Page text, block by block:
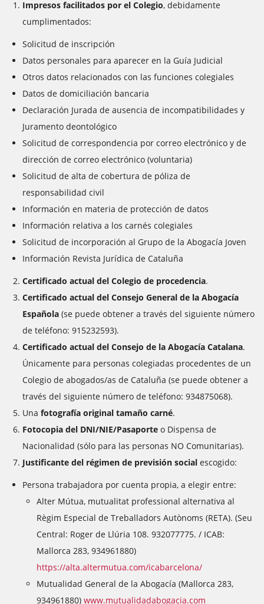
Impresos facilitados por el Colegio, debidamente
cumplimentados:
Solicitud de inscripción
Datos personales para aparecer en la Guía Judicial
Otros datos relacionados con las funciones colegiales
Datos de domiciliación bancaria
Declaración Jurada de ausencia de incompatibilidades y
Juramento deontológico
Solicitud de correspondencia por correo electrónico y de
dirección de correo electrónico (voluntaria)
Solicitud de alta de cobertura de póliza de
responsabilidad civil
Información en materia de protección de datos
Información relativa a los carnés colegiales
Solicitud de incorporación al Grupo de la Abogacía Joven
Información Revista Jurídica de Cataluña
Certificado actual del Colegio de procedencia.
Certificado actual del Consejo General de la Abogacía
Española (se puede obtener a través del siguiente número
de teléfono: 915232593).
Certificado actual del Consejo de la Abogacía Catalana.
Únicamente para personas colegiadas procedentes de un
Colegio de abogados/as de Cataluña (se puede obtener a
través del siguiente número de teléfono: 934875068).
Una fotografía original tamaño carné.
Fotocopia del DNI/NIE/Pasaporte o Dispensa de
Nacionalidad (sólo para las personas NO Comunitarias).
Justificante del régimen de previsión social escogido:
Persona trabajadora por cuenta propia, a elegir entre:
Alter Mútua, mutualitat professional alternativa al
Règim Especial de Treballadors Autònoms (RETA). (Seu
Central: Roger de Llúria 108. 932077775. / ICAB:
Mallorca 283, 934961880)
https://alta.altermutua.com/icabarcelona/
Mutualidad General de la Abogacía (Mallorca 283,
934961880) www.mutualidadabogacia.com